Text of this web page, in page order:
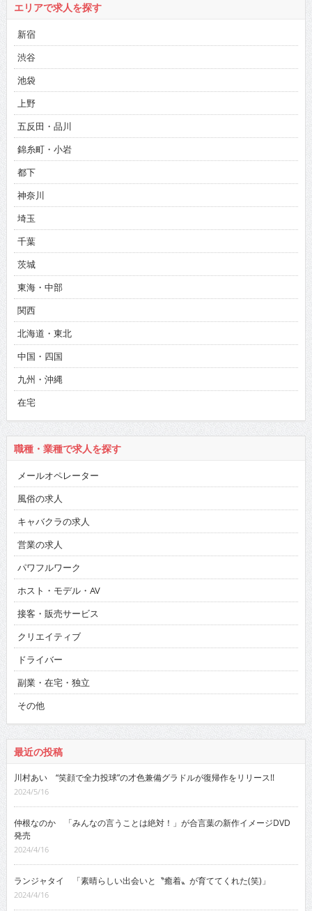
エリアで求人を探す
新宿
渋谷
池袋
上野
五反田・品川
錦糸町・小岩
都下
神奈川
埼玉
千葉
茨城
東海・中部
関西
北海道・東北
中国・四国
九州・沖縄
在宅
職種・業種で求人を探す
メールオペレーター
風俗の求人
キャバクラの求人
営業の求人
パワフルワーク
ホスト・モデル・AV
接客・販売サービス
クリエイティブ
ドライバー
副業・在宅・独立
その他
最近の投稿
川村あい “笑顔で全力投球”の才色兼備グラドルが復帰作をリリース!!
2024/5/16
仲根なのか 「みんなの言うことは絶対！」が合言葉の新作イメージDVD
発売
2024/4/16
ランジャタイ 「素晴らしい出会いと〝癒着〟が育ててくれた(笑)」
2024/4/16